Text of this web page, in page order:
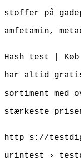
stoffer på
amfetamin,
Hash test |
har altid
sortiment med
stærkeste
http s://
urintest ›